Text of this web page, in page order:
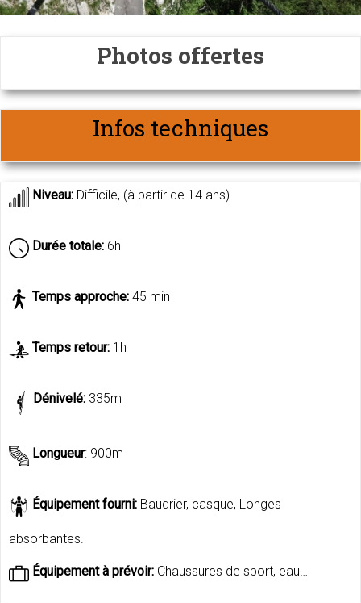
Photos offertes
Infos techniques
Niveau: Difficile, (à partir de 14 ans)
Durée totale: 6h
Temps approche: 45 min
Temps retour: 1h
Dénivelé: 335m
Longueur: 900m
Équipement fourni: Baudrier, casque, Longes
absorbantes.
Équipement à prévoir: Chaussures de sport, eau…